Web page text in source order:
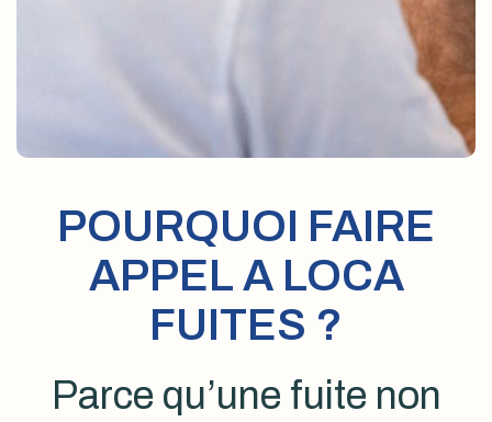
POURQUOI FAIRE
APPEL A LOCA
FUITES ?
Parce qu’une fuite non